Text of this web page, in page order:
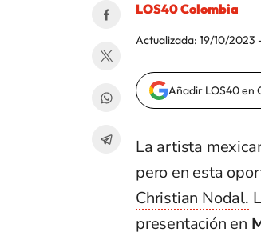
LOS40 Colombia
Actualizada: 19/10/2023
Añadir LOS40 en
La artista
pero en esta
Christian Nodal.
presentación en